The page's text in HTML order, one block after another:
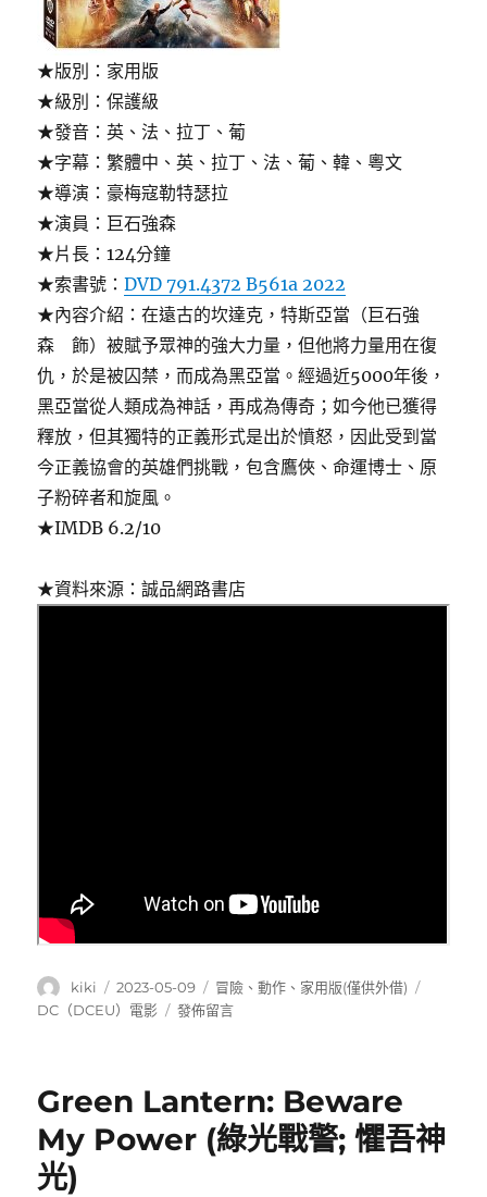
★版別：家用版
★級別：保護級
★發音：英、法、拉丁、葡
★字幕：繁體中、英、拉丁、法、葡、韓、粵文
★導演：豪梅寇勒特瑟拉
★演員：巨石強森
★片長：124分鐘
★索書號：DVD 791.4372 B561a 2022
★內容介紹：在遠古的坎達克，特斯亞當（巨石強
森 飾）被賦予眾神的強大力量，但他將力量用在復
仇，於是被囚禁，而成為黑亞當。經過近5000年後，
黑亞當從人類成為神話，再成為傳奇；如今他已獲得
釋放，但其獨特的正義形式是出於憤怒，因此受到當
今正義協會的英雄們挑戰，包含鷹俠、命運博士、原
子粉碎者和旋風。
★IMDB 6.2/10
★資料來源：誠品網路書店
作
者
kiki
發
佈
2023-05-09
分
類
冒險 、動作 、 家用版(僅供外借)
DC（DCEU）電影
在
當)〉
發佈留言
Green Lantern: Beware
My Power (綠光戰警; 懼吾神
光)